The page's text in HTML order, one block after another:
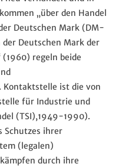
„über den Handel
Deutschen Mark (DM-
Deutschen Mark der
regeln beide
Kontaktstelle ist die von
für Industrie und
(TSI),1949-1990).
Schutzes ihrer
(legalen)
durch ihre